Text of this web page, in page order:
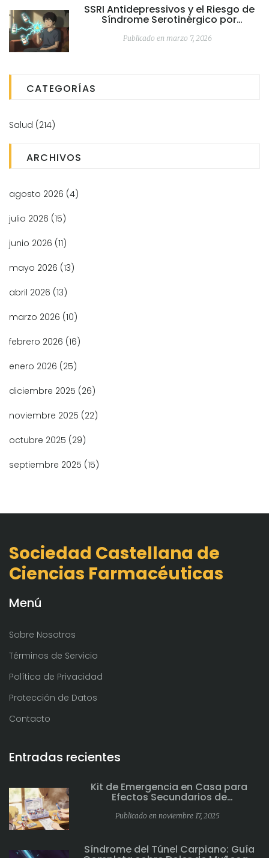
SSRI Antidepressivos y el Riesgo de
Síndrome Serotinérgico por
Publicado en marzo 7, 2026
CATEGORÍAS
Salud (214)
ARCHIVOS
agosto 2026 (4)
julio 2026 (15)
junio 2026 (11)
mayo 2026 (13)
abril 2026 (13)
marzo 2026 (10)
febrero 2026 (16)
enero 2026 (25)
diciembre 2025 (26)
noviembre 2025 (22)
octubre 2025 (29)
septiembre 2025 (15)
Sociedad Castellana de
Ciencias Farmacéuticas
Menú
Sobre Nosotros
Términos de Servicio
Política de Privacidad
Protección de Datos
Contacto
Entradas recientes
Kit de Emergencia en Casa para
Efectos Secundarios de
Publicado en noviembre 17, 2025
Síndrome del Túnel Carpiano: Guía